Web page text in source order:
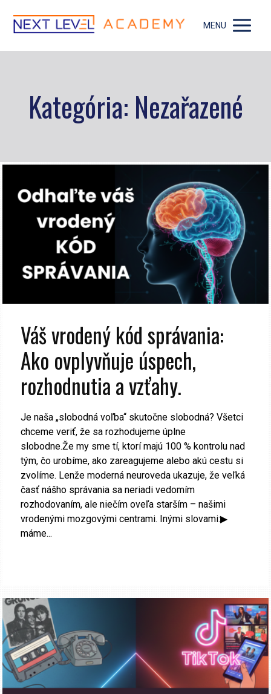
MENU
Kategória: Nezařazené
Váš vrodený kód správania:
Ako ovplyvňuje úspech,
rozhodnutia a vzťahy.
Je naša „slobodná voľba“ skutočne slobodná? Všetci
chceme veriť, že sa rozhodujeme úplne
slobodne.Že my sme tí, ktorí majú 100 % kontrolu nad
tým, čo urobíme, ako zareagujeme alebo akú cestu si
zvolíme. Lenže moderná neuroveda ukazuje, že veľká
časť nášho správania sa neriadi vedomím
rozhodovaním, ale niečím oveľa starším – našimi
vrodenými mozgovými centrami. Inými slovami:▶
máme...